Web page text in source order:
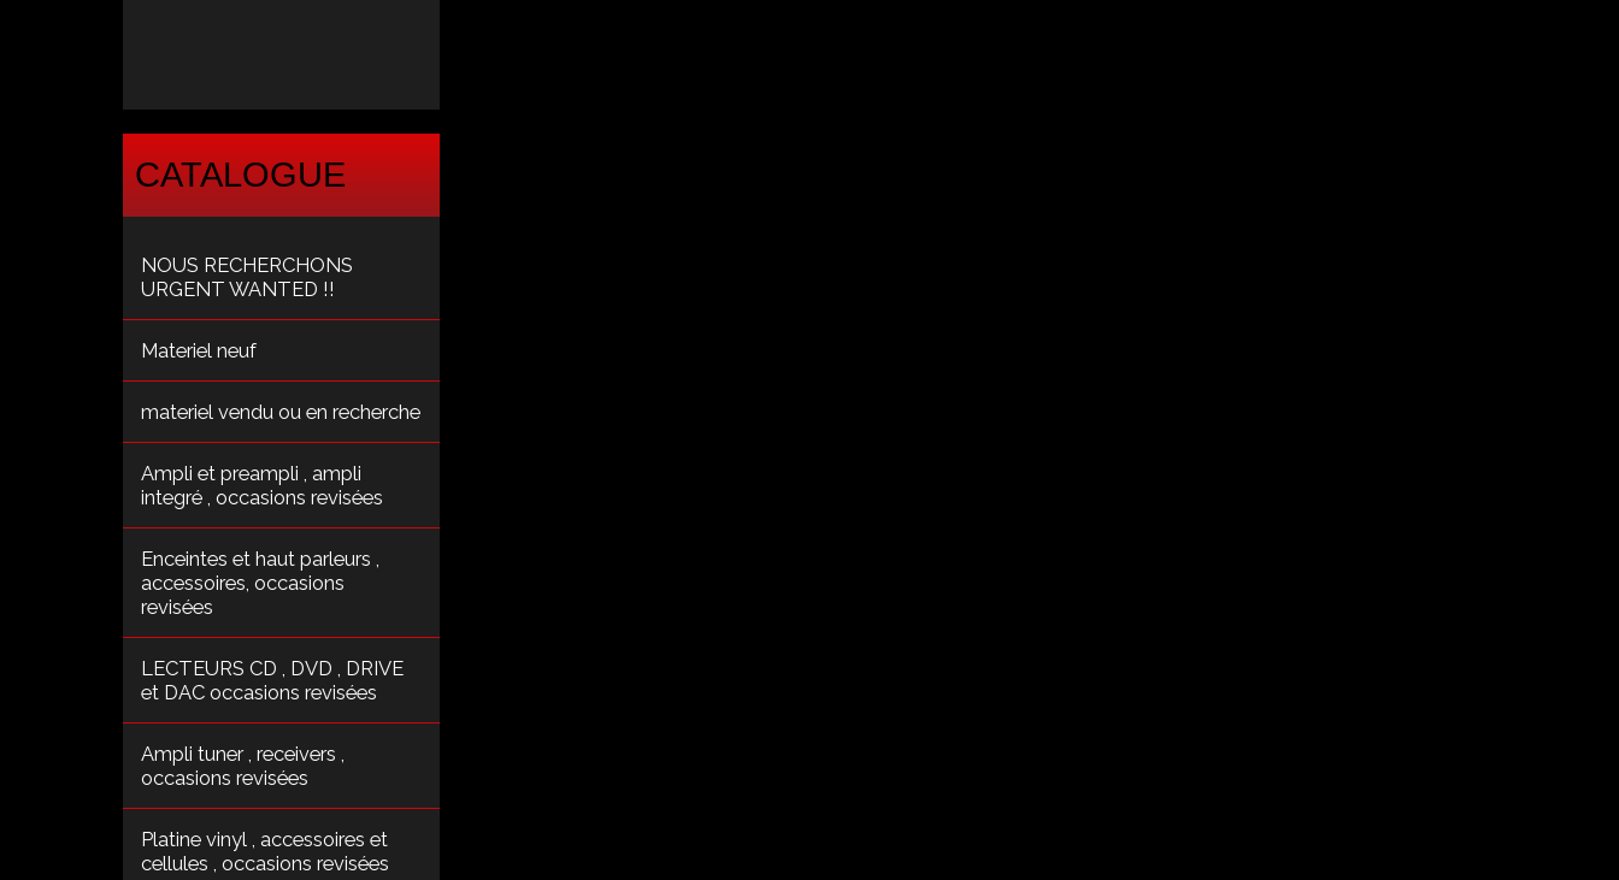
CATALOGUE
NOUS RECHERCHONS
URGENT WANTED !!
Materiel neuf
materiel vendu ou en recherche
Ampli et preampli , ampli
integré , occasions revisées
Enceintes et haut parleurs ,
accessoires, occasions
revisées
LECTEURS CD , DVD , DRIVE
et DAC occasions revisées
Ampli tuner , receivers ,
occasions revisées
Platine vinyl , accessoires et
cellules , occasions revisées